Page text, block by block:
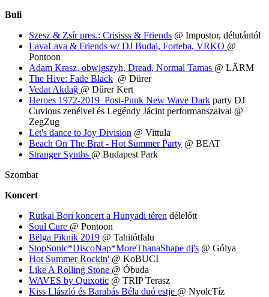
Buli
Szesz & Zsír pres.: Crisisss & Friends @ Impostor, délutántól
LavaLava & Friends w/ DJ Budai, Forteba, VRKO @
Pontoon
Adam Krasz, obwigszyh, Dread, Normal Tamas @ LÄRM
The Hive: Fade Black @ Dürer
Vedat Akdağ @ Dürer Kert
Heroes 1972-2019 Post-Punk New Wave Dark party DJ
Cuvious zenéivel és Legéndy Jácint performanszaival @
ZegZug
Let's dance to Joy Division @ Vittula
Beach On The Brat - Hot Summer Party @ BEAT
Stranger Synths @ Budapest Park
Szombat
Koncert
Rutkai Bori koncert a Hunyadi téren délelőtt
Soul Cure @ Pontoon
Bëlga Piknik 2019 @ Tahitótfalu
StopSonic*DiscoNap*MoreThanaShape dj's @ Gólya
Hot Summer Rockin' @ KoBUCI
Like A Rolling Stone @ Óbuda
WAVES by Quixotic @ TRIP Terasz
Kiss Llászló és Barabás Béla duó estje @ NyolcTíz